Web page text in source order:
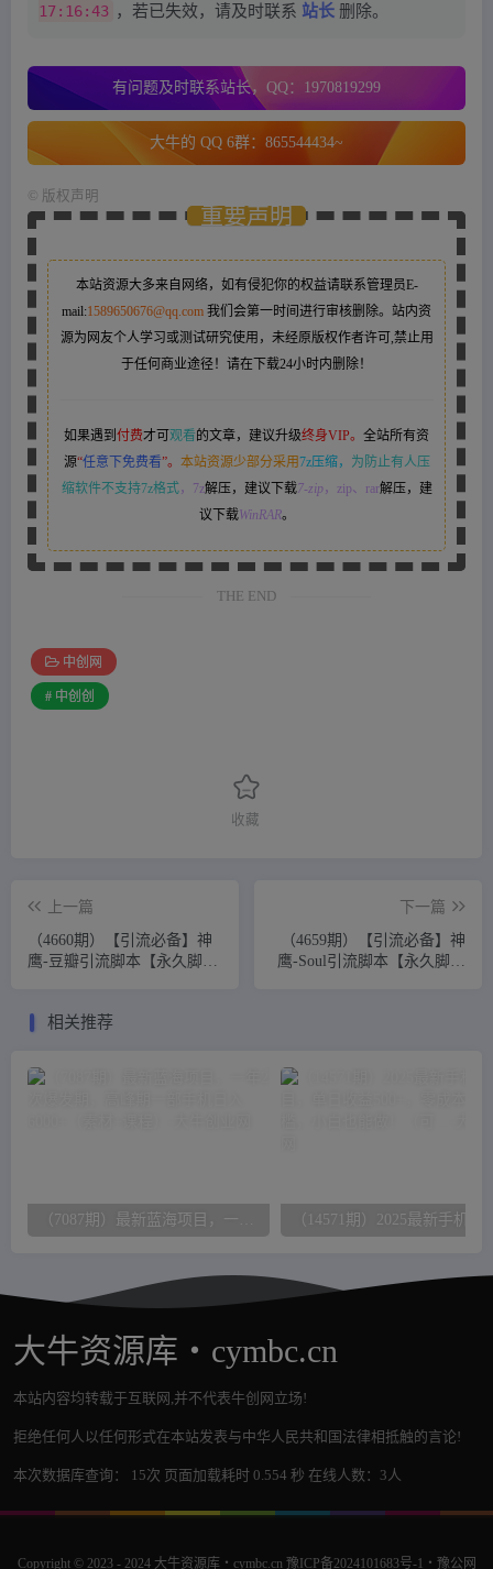
17:16:43 ，若已失效，请及时联系 站长 删除。
有问题及时联系站长，QQ：1970819299
大牛的 QQ 6群：865544434~
版权声明
重要声明
本站资源大多来自网络，如有侵犯你的权益请联系管理员E-
mail:1589650676@qq.com 我们会第一时间进行审核删除。站内资
源为网友个人学习或测试研究使用，未经原版权作者许可,禁止用
于任何商业途径！请在下载24小时内删除！
如果遇到 付费才可 观看 的文章，建议升级终身VIP。 全站所有资
源“任意下免费看”。 本站资源少部分采用7z压缩，
为防止有人压
缩软件不支持7z格式，7z解压，建议下载7-zip，zip、rar解压，建
议下载WinRAR。
THE END
中创网
# 中创创
收藏
上一篇
（4660期）【引流必备】神
鹰-豆瓣引流脚本【永久脚本
下一篇
（4659期）【引流必备】神
鹰-Soul引流脚本【永久脚本
相关推荐
大牛资源库・cymbc.cn
本站内容均转载于互联网,并不代表牛创网立场!
拒绝任何人以任何形式在本站发表与中华人民共和国法律相抵触的言论!
本次数据库查询： 15次 页面加载耗时 0.554 秒 在线人数：3人
Copyright © 2023 - 2024 大牛资源库・cymbc.cn 豫ICP备2024101683号-1 ・ 豫公网